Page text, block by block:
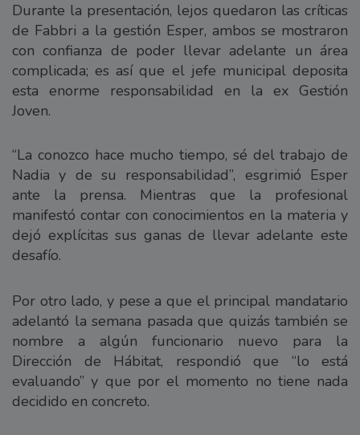
Durante la presentación, lejos quedaron las críticas
de Fabbri a la gestión Esper, ambos se mostraron
con confianza de poder llevar adelante un área
complicada; es así que el jefe municipal deposita
esta enorme responsabilidad en la ex Gestión
Joven.
“La conozco hace mucho tiempo, sé del trabajo de
Nadia y de su responsabilidad”, esgrimió Esper
ante la prensa. Mientras que la profesional
manifestó contar con conocimientos en la materia y
dejó explícitas sus ganas de llevar adelante este
desafío.
Por otro lado, y pese a que el principal mandatario
adelantó la semana pasada que quizás también se
nombre a algún funcionario nuevo para la
Dirección de Hábitat, respondió que “lo está
evaluando” y que por el momento no tiene nada
decidido en concreto.